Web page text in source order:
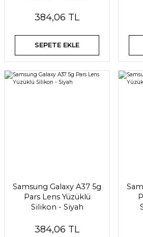
384,06 TL
SEPETE EKLE
Samsung Galaxy A37 5g
Pars Lens Yüzüklü
Silikon - Siyah
384,06 TL